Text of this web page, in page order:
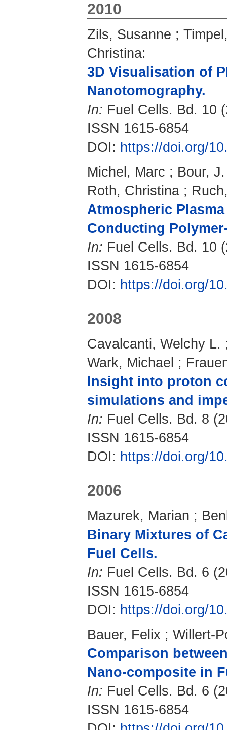
2010
Zils, Susanne ;
Christina:
3D Visualisation of
Nanotomography.
In: Fuel Cells. Bd. 10
ISSN 1615-6854
DOI: https://doi.org/
Michel, Marc ; Bour, J.
Roth, Christina ;
Atmospheric
Conducting
In: Fuel Cells. Bd. 10
ISSN 1615-6854
DOI: https://doi.org/
2008
Cavalcanti, Welchy L.
Wark, Michael ;
Insight into proton
simulations and
In: Fuel Cells. Bd. 8
ISSN 1615-6854
DOI: https://doi.org/
2006
Mazurek, Marian ;
Binary Mixtures of
Fuel Cells.
In: Fuel Cells. Bd. 6
ISSN 1615-6854
DOI: https://doi.org/
Bauer, Felix ; Willert-
Comparison
Nano-composite in
In: Fuel Cells. Bd. 6
ISSN 1615-6854